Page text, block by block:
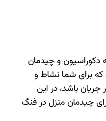
و چیدمان
برای شما نشاط و
جریان باشد، در این
چیدمان منزل در فنگ